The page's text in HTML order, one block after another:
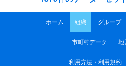
ホーム 組織 グループ
市町村データ 地
利用方法・利用規約